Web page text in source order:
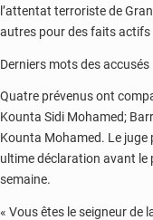
l’attentat terroriste de
autres pour des faits actifs
Derniers mots des accusés
Quatre prévenus ont
Kounta Sidi Mohamed;
Kounta Mohamed. Le juge
ultime déclaration avant
semaine.
« Vous êtes le seigneur de